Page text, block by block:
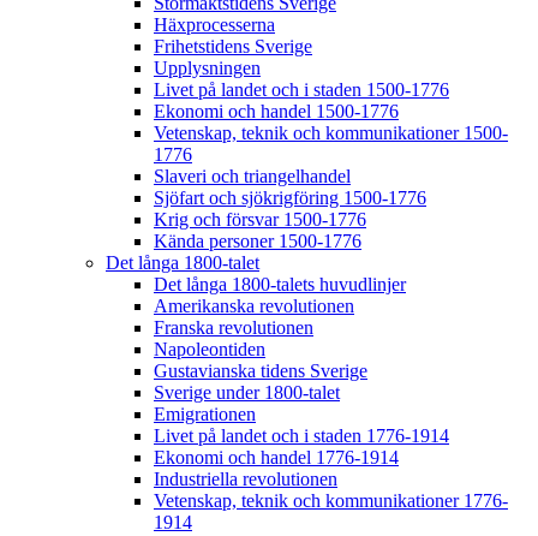
Häxprocesserna
Frihetstidens Sverige
Upplysningen
Livet på landet och i staden 1500-1776
Ekonomi och handel 1500-1776
Vetenskap, teknik och kommunikationer 1500-
1776
Slaveri och triangelhandel
Sjöfart och sjökrigföring 1500-1776
Krig och försvar 1500-1776
Kända personer 1500-1776
Det långa 1800-talet
Det långa 1800-talets huvudlinjer
Amerikanska revolutionen
Franska revolutionen
Napoleontiden
Gustavianska tidens Sverige
Sverige under 1800-talet
Emigrationen
Livet på landet och i staden 1776-1914
Ekonomi och handel 1776-1914
Industriella revolutionen
Vetenskap, teknik och kommunikationer 1776-
1914